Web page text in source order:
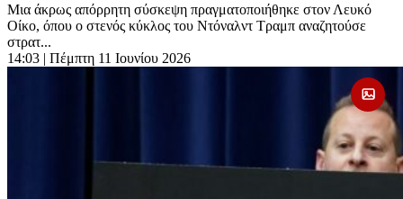
Μια άκρως απόρρητη σύσκεψη πραγματοποιήθηκε στον Λευκό
Οίκο, όπου ο στενός κύκλος του Ντόναλντ Τραμπ αναζητούσε
στρατ...
14:03 | Πέμπτη 11 Ιουνίου 2026